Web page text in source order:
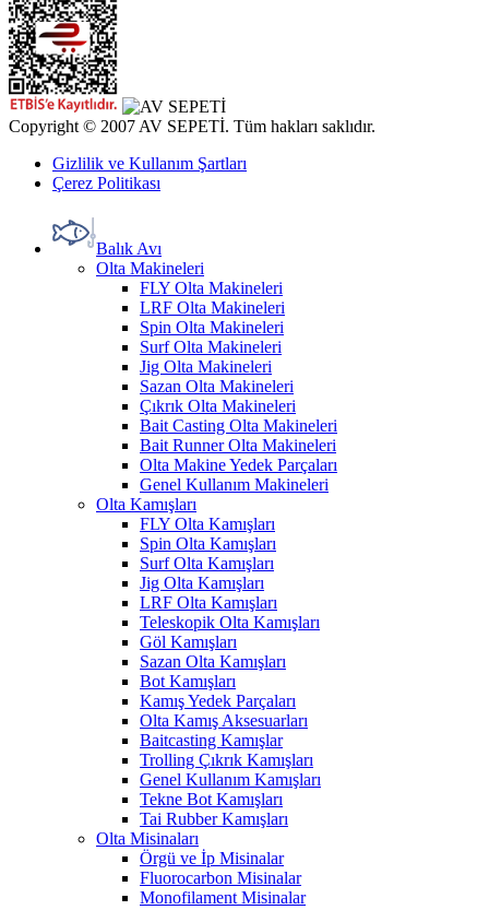
Copyright © 2007 AV SEPETİ. Tüm hakları saklıdır.
Gizlilik ve Kullanım Şartları
Çerez Politikası
Balık Avı
Olta Makineleri
FLY Olta Makineleri
LRF Olta Makineleri
Spin Olta Makineleri
Surf Olta Makineleri
Jig Olta Makineleri
Sazan Olta Makineleri
Çıkrık Olta Makineleri
Bait Casting Olta Makineleri
Bait Runner Olta Makineleri
Olta Makine Yedek Parçaları
Genel Kullanım Makineleri
Olta Kamışları
FLY Olta Kamışları
Spin Olta Kamışları
Surf Olta Kamışları
Jig Olta Kamışları
LRF Olta Kamışları
Teleskopik Olta Kamışları
Göl Kamışları
Sazan Olta Kamışları
Bot Kamışları
Kamış Yedek Parçaları
Olta Kamış Aksesuarları
Baitcasting Kamışlar
Trolling Çıkrık Kamışları
Genel Kullanım Kamışları
Tekne Bot Kamışları
Tai Rubber Kamışları
Olta Misinaları
Örgü ve İp Misinalar
Fluorocarbon Misinalar
Monofilament Misinalar